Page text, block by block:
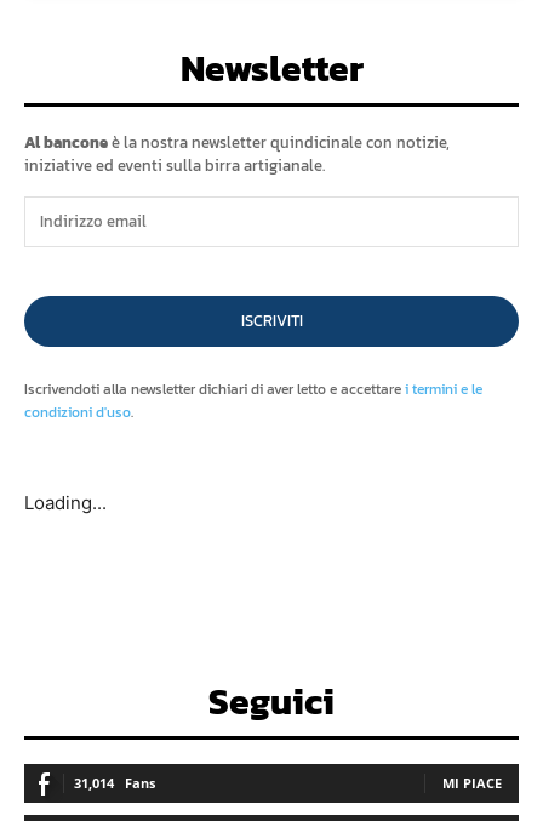
Newsletter
Al banconeè la nostra newsletter quindicinale con notizie,
iniziative ed eventi sulla birra artigianale.
ISCRIVITI
Iscrivendoti alla newsletter dichiari di aver letto e accettarei termini e le
condizioni d'uso.
Loading...
Seguici
31,014 Fans MI PIACE